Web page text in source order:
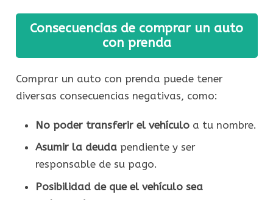
Consecuencias de comprar un auto
con prenda
Comprar un auto con prenda puede tener
diversas consecuencias negativas, como:
No poder transferir el vehículoa tu nombre.
Asumir la deudapendiente y ser
responsable de su pago.
Posibilidad de que el vehículo sea